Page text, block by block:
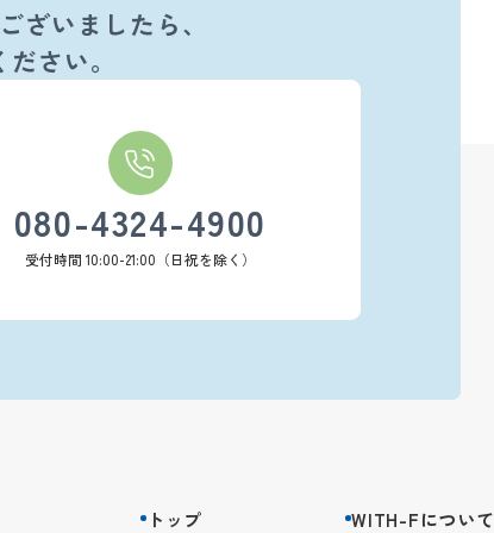
ざいましたら、
さい。
080-4324-4900
受付時間 10:00-21:00（日祝を除く）
トップ WITH-Fについて